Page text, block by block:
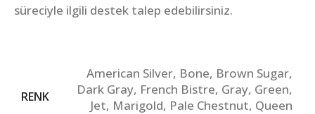
süreciyle ilgili destek talep edebilirsiniz.
RENK
American Silver, Bone, Brown Sugar,
Dark Gray, French Bistre, Gray, Green,
Jet, Marigold, Pale Chestnut, Queen